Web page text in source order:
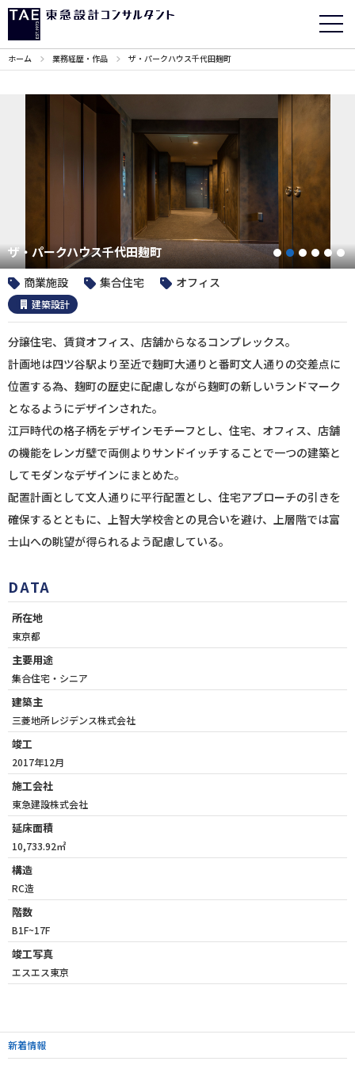
ホーム 業務経歴・作品 ザ・パークハウス千代田麹町
ザ・パークハウス千代田麹町 1 2 3 4 5
商業施設 集合住宅 オフィス
建築設計
分譲住宅、賃貸オフィス、店舗からなるコンプレックス。
計画地は四ツ谷駅より至近で麹町大通りと番町文人通りの交差点に
位置する為、麹町の歴史に配慮しながら麹町の新しいランドマーク
となるようにデザインされた。
江戸時代の格子柄をデザインモチーフとし、住宅、オフィス、店舗
の機能をレンガ壁で両側よりサンドイッチすることで一つの建築と
してモダンなデザインにまとめた。
配置計画として文人通りに平行配置とし、住宅アプローチの引きを
確保するとともに、上智大学校舎との見合いを避け、上層階では富
士山への眺望が得られるよう配慮している。
DATA
所在地
東京都
主要用途
集合住宅・シニア
建築主
三菱地所レジデンス株式会社
竣工
2017年12月
施工会社
東急建設株式会社
延床面積
10,733.92㎡
構造
RC造
階数
B1F~17F
竣工写真
エスエス東京
新着情報